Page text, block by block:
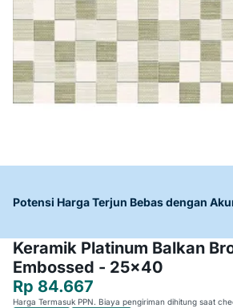
Potensi Harga Terjun Bebas dengan
Keramik Platinum Balkan
Embossed - 25x40
Rp 84.667
Harga Termasuk PPN. Biaya pengiriman dihitung saat